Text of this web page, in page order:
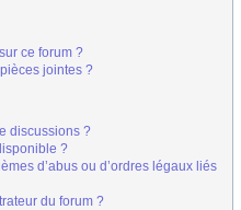
ce forum ?
jointes ?
discussions ?
?
d’abus ou d’ordres légaux liés
du forum ?